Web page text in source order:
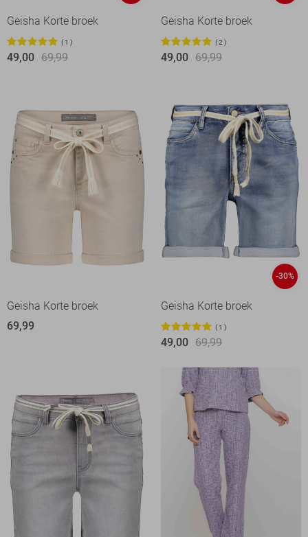
Geisha Korte broek
1
49,00 69,99
Geisha Korte broek
2
49,00 69,99
Geisha Korte broek
69,99
-30%
Geisha Korte broek
1
49,00 69,99